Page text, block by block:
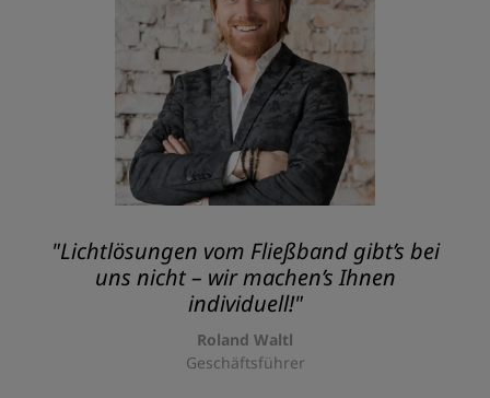
"Lichtlösungen vom Fließband gibt’s bei
uns nicht – wir machen’s Ihnen
individuell!"
Roland Waltl
Geschäftsführer